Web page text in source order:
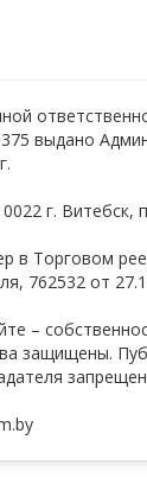
выдано
г. Витебск,
в Торговом
762532 от
–
защищены.